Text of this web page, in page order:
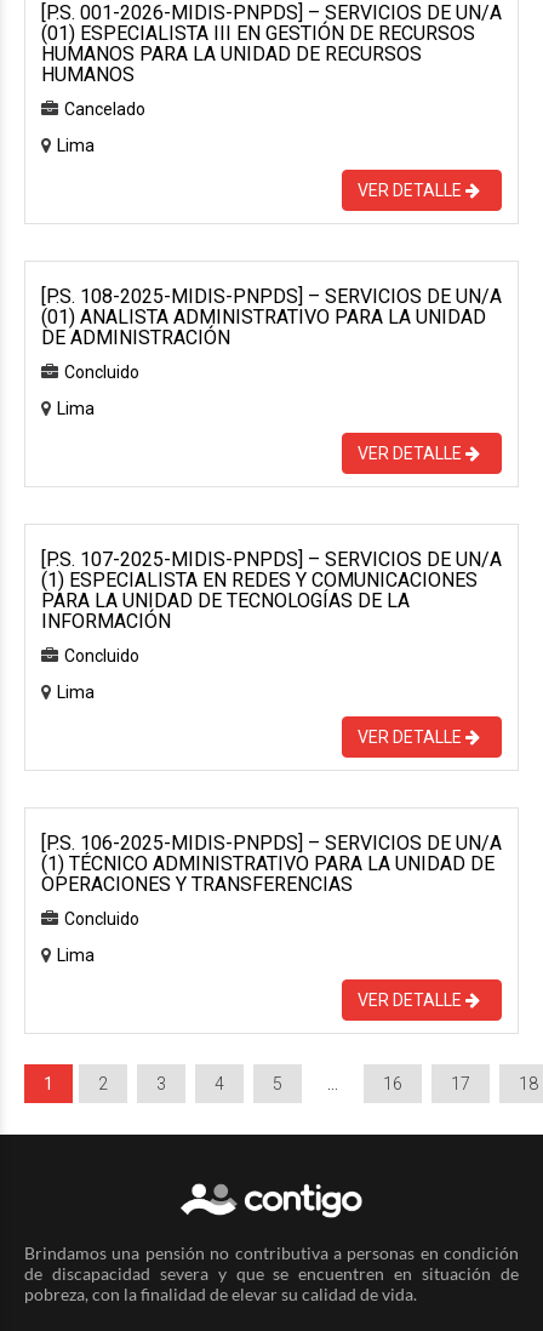
[P.S. 001-2026-MIDIS-PNPDS] – SERVICIOS DE UN/A
(01) ESPECIALISTA III EN GESTIÓN DE RECURSOS
HUMANOS PARA LA UNIDAD DE RECURSOS
HUMANOS
Cancelado
Lima
VER DETALLE
[P.S. 108-2025-MIDIS-PNPDS] – SERVICIOS DE UN/A
(01) ANALISTA ADMINISTRATIVO PARA LA UNIDAD
DE ADMINISTRACIÓN
Concluido
Lima
VER DETALLE
[P.S. 107-2025-MIDIS-PNPDS] – SERVICIOS DE UN/A
(1) ESPECIALISTA EN REDES Y COMUNICACIONES
PARA LA UNIDAD DE TECNOLOGÍAS DE LA
INFORMACIÓN
Concluido
Lima
VER DETALLE
[P.S. 106-2025-MIDIS-PNPDS] – SERVICIOS DE UN/A
(1) TÉCNICO ADMINISTRATIVO PARA LA UNIDAD DE
OPERACIONES Y TRANSFERENCIAS
Concluido
Lima
VER DETALLE
1 2 3 4 5 16 17 18
Brindamos una pensión no contributiva a personas en condición
de discapacidad severa y que se encuentren en situación de
pobreza, con la finalidad de elevar su calidad de vida.